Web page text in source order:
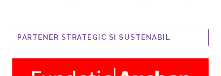
PARTENER STRATEGIC SI SUSTENABIL